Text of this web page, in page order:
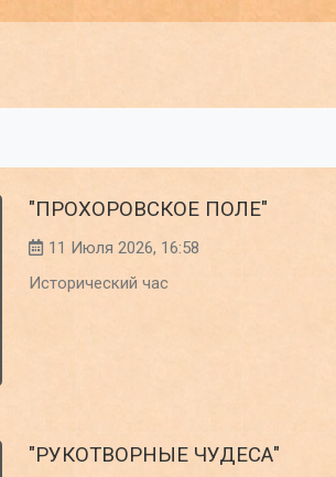
"ПРОХОРОВСКОЕ ПОЛЕ"
11 Июля 2026, 16:58
Исторический час
"РУКОТВОРНЫЕ ЧУДЕСА"